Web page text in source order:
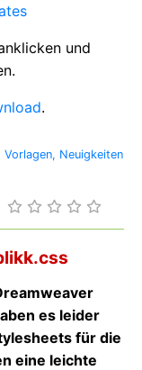
und
.
Vorlagen Neuigkeiten
es leider
für die
eine leichte